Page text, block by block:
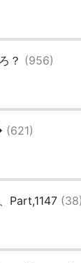
？ (956)
(621)
Part,1147 (38)